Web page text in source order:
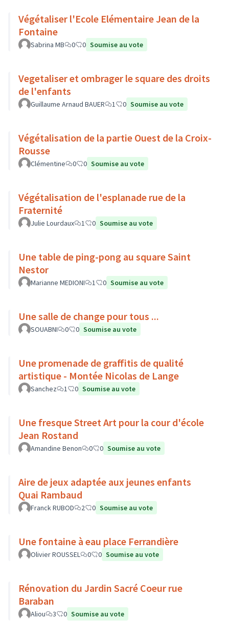
Végétaliser l'Ecole Elémentaire Jean de la
Fontaine
Sabrina MB 0 0 Soumise au vote
Vegetaliser et ombrager le square des droits
de l'enfants
Guillaume Arnaud BAUER 1 0 Soumise au vote
Végétalisation de la partie Ouest de la Croix-
Rousse
Clémentine 0 0 Soumise au vote
Végétalisation de l'esplanade rue de la
Fraternité
Julie Lourdaux 1 0 Soumise au vote
Une table de ping-pong au square Saint
Nestor
Marianne MEDIONI 1 0 Soumise au vote
Une salle de change pour tous ...
SOUABNI 0 0 Soumise au vote
Une promenade de graffitis de qualité
artistique - Montée Nicolas de Lange
Sanchez 1 0 Soumise au vote
Une fresque Street Art pour la cour d'école
Jean Rostand
Amandine Benon 0 0 Soumise au vote
Aire de jeux adaptée aux jeunes enfants
Quai Rambaud
Franck RUBOD 2 0 Soumise au vote
Une fontaine à eau place Ferrandière
Olivier ROUSSEL 0 0 Soumise au vote
Rénovation du Jardin Sacré Coeur rue
Baraban
Aliou 3 0 Soumise au vote